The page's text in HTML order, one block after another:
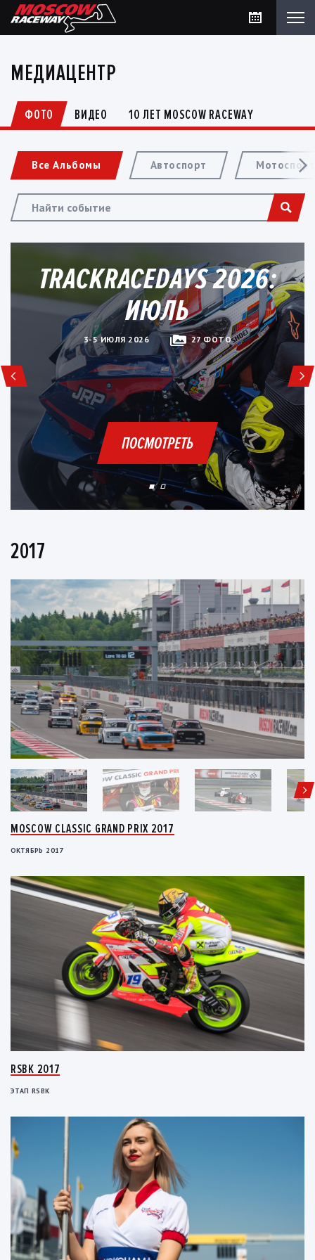
МЕДИАЦЕНТР
ФОТО ВИДЕО 10 ЛЕТ MOSCOW RACEWAY
Все Альбомы Автоспорт Мотоспорт
TRACKRACEDAYS 2026:
ИЮЛЬ
3-5 ИЮЛЯ 2026 27 ФОТО
ПОСМОТРЕТЬ
2017
MOSCOW CLASSIC GRAND PRIX 2017
ОКТЯБРЬ 2017
RSBK 2017
ЭТАП RSBK